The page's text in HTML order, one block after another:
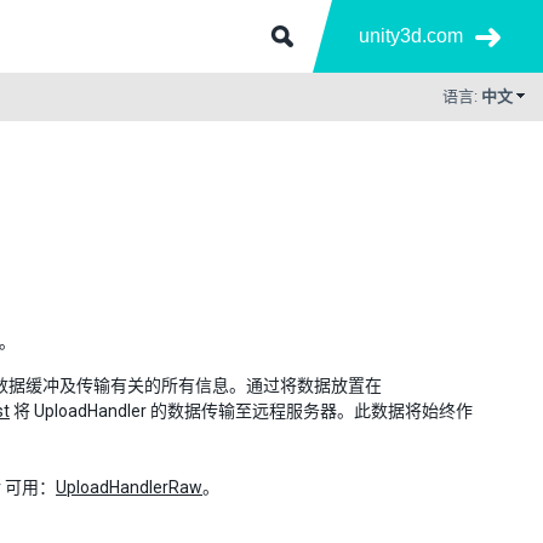
unity3d.com
语言: 中文
缓冲及传输有关的所有信息。通过将数据放置在
将 UploadHandler 的数据传输至远程服务器。此数据将始终作
用： UploadHandlerRaw。